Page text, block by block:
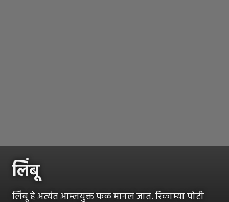
लिंबू
लिंबू हे अत्यंत आम्लयुक्त फळ मानलं जातं. रिकाम्या पोटी